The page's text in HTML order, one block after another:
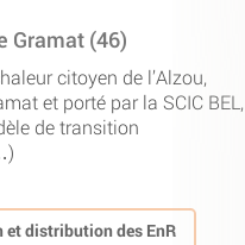
Gramat (46)
citoyen de l’Alzou,
et porté par la SCIC BEL,
de transition
et distribution des EnR